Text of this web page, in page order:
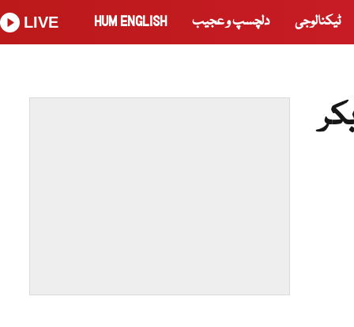
ٹیکنالوجی دلچسپ و عجیب HUM ENGLISH
LIVE